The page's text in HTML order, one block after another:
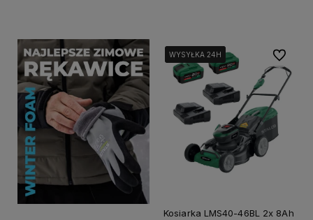
WYSYŁKA 24H
WYSYŁKA 24H
WYSYŁKA 24H
Kosiarka LMS40-46BL 2x 8Ah
Do